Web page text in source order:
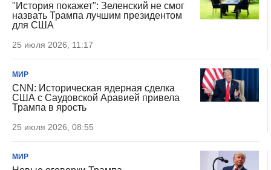
"История покажет": Зеленский не смог
назвать Трампа лучшим президентом
для США
25 июля 2026, 11:17
МИР
CNN: Историческая ядерная сделка
США с Саудовской Аравией привела
Трампа в ярость
25 июля 2026, 08:55
МИР